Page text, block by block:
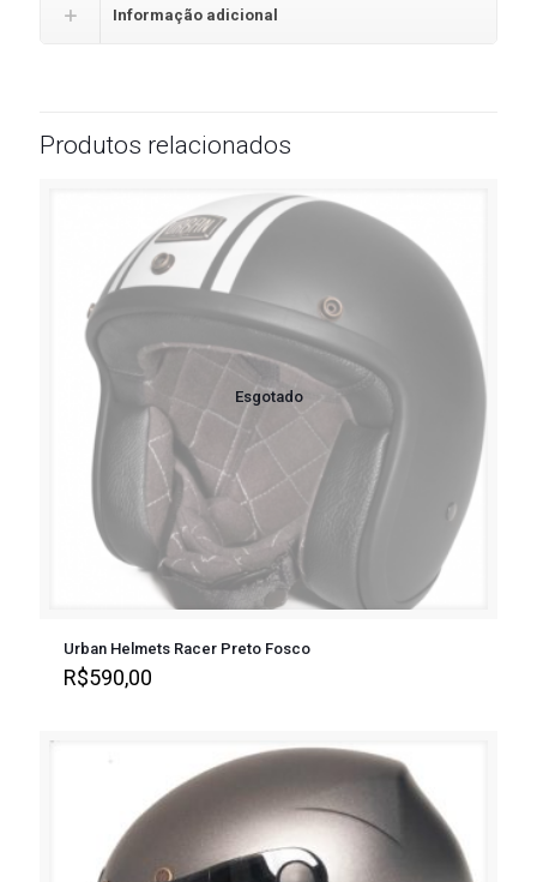
Informação adicional
Produtos relacionados
Esgotado
Urban Helmets Racer Preto Fosco
R$590,00